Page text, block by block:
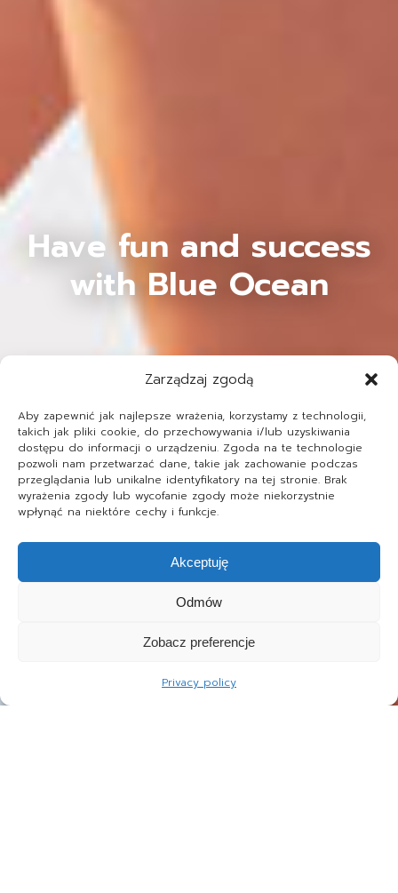
Zarządzaj zgodą
Aby zapewnić jak najlepsze wrażenia, korzystamy z technologii,
takich jak pliki cookie, do przechowywania i/lub uzyskiwania
dostępu do informacji o urządzeniu. Zgoda na te technologie
pozwoli nam przetwarzać dane, takie jak zachowanie podczas
przeglądania lub unikalne identyfikatory na tej stronie. Brak
wyrażenia zgody lub wycofanie zgody może niekorzystnie
wpłynąć na niektóre cechy i funkcje.
Akceptuję
Odmów
Zobacz preferencje
Privacy policy
Have fun and success
with Blue Ocean